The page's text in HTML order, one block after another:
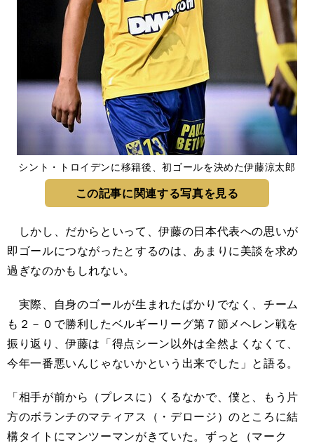
シント・トロイデンに移籍後、初ゴールを決めた伊藤涼太郎
この記事に関連する写真を見る
しかし、だからといって、伊藤の日本代表への思いが
即ゴールにつながったとするのは、あまりに美談を求め
過ぎなのかもしれない。
実際、自身のゴールが生まれたばかりでなく、チーム
も２－０で勝利したベルギーリーグ第７節メヘレン戦を
振り返り、伊藤は「得点シーン以外は全然よくなくて、
今年一番悪いんじゃないかという出来でした」と語る。
「相手が前から（プレスに）くるなかで、僕と、もう片
方のボランチのマティアス（・デロージ）のところに結
構タイトにマンツーマンがきていた。ずっと（マーク